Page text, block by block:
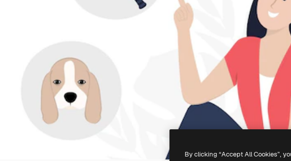
By clicking “Accept All Cookies”,